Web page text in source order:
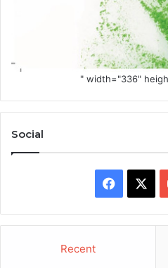
" width="336"
Social
Recent